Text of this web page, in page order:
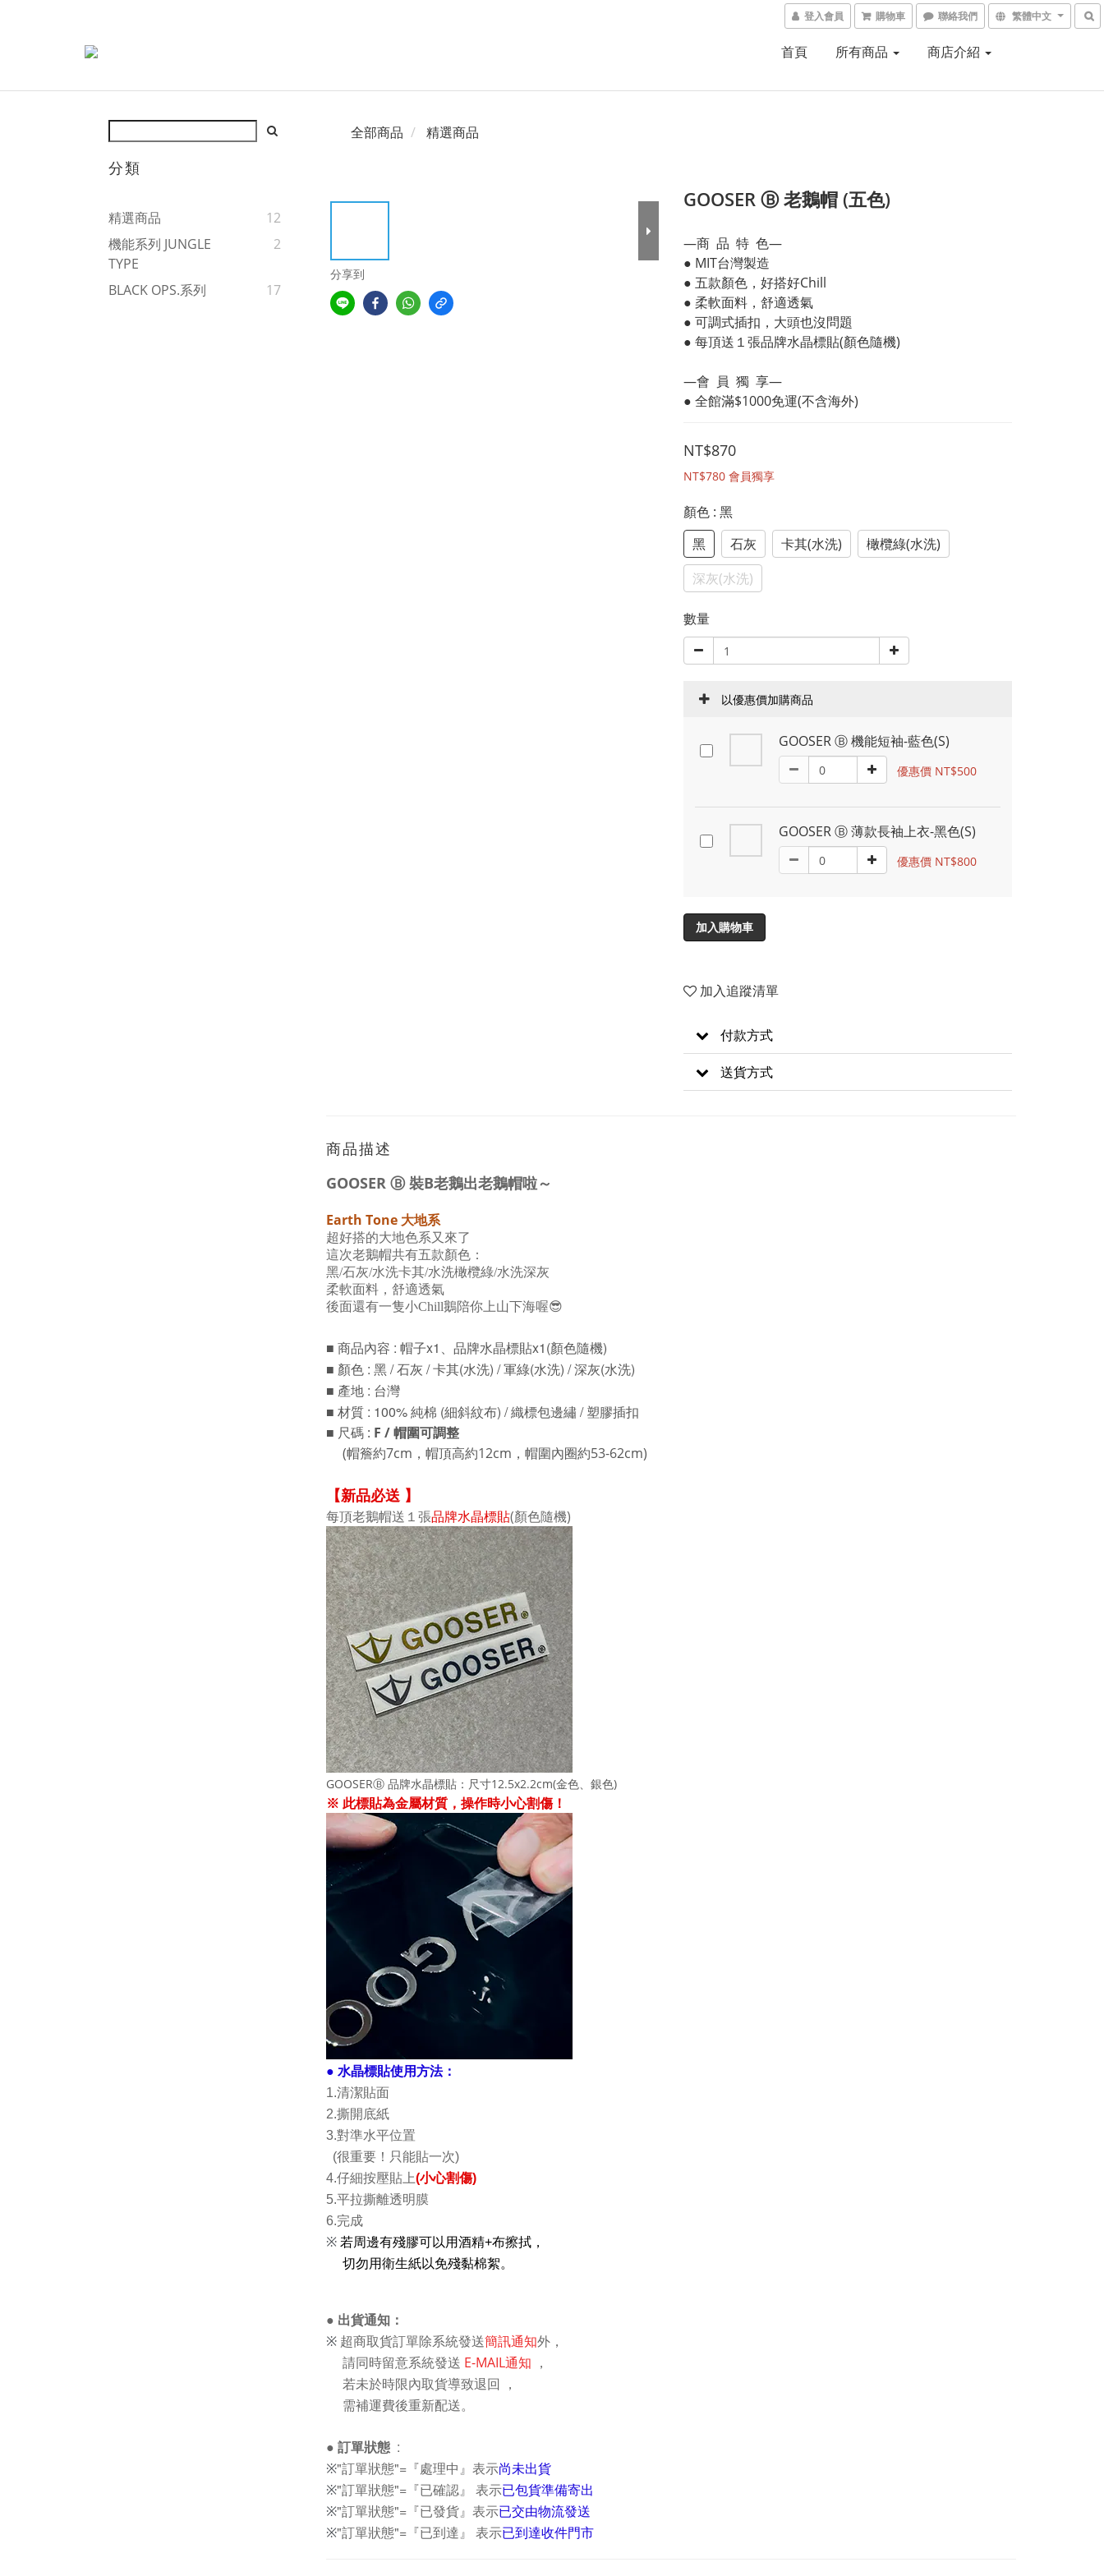
登入會員 購物車 聯絡我們 繁體中文
首頁 所有商品 商店介紹
分類
精選商品
12
機能系列 JUNGLE
TYPE
2
BLACK OPS.系列 17
全部商品 精選商品
分享到
GOOSER Ⓑ 老鵝帽 (五色)
—商  品  特  色—
● MIT台灣製造
● 五款顏色，好搭好Chill
● 柔軟面料，舒適透氣
● 可調式插扣，大頭也沒問題
● 每頂送１張品牌水晶標貼(顏色隨機)
—會  員  獨  享—
● 全館滿$1000免運(不含海外)
NT$870
NT$780 會員獨享
顏色 : 黑
黑
石灰 卡其(水洗)
橄欖綠(水洗)
深灰(水洗)
數量
以優惠價加購商品
GOOSER Ⓑ 機能短袖-藍色(S)
優惠價 NT$500
GOOSER Ⓑ 薄款長袖上衣-黑色(S)
優惠價 NT$800
加入購物車
加入追蹤清單
付款方式
送貨方式
商品描述
GOOSER Ⓑ裝B老鵝出老鵝帽啦～
Earth Tone 大地系
超好搭的大地色系又來了
這次老鵝帽共有五款顏色：
黑/石灰/水洗卡其/水洗橄欖綠/水洗深灰
柔軟面料，舒適透氣
後面還有一隻小Chill鵝陪你上山下海喔😎
■ 商品內容 : 帽子x1、品牌水晶標貼x1(顏色隨機)
■ 顏色 : 黑 / 石灰 / 卡其(水洗) / 軍綠(水洗) / 深灰(水洗)
■ 產地 : 台灣
■ 材質 : 100% 純棉 (細斜紋布) / 織標包邊繡 / 塑膠插扣
■ 尺碼 : F / 帽圍可調整
(帽簷約7cm， 帽頂高約12cm， 帽圍內圈約53-62cm)
【新品必送 】
每頂老鵝帽送１張品牌水晶標貼(顏色隨機)
GOOSERⒷ 品牌水晶標貼：尺寸12.5x2.2cm(金色、銀色)
※ 此標貼為金屬材質，操作時小心割傷！
● 水晶標貼使用方法：
1.清潔貼面
2.撕開底紙
3.對準水平位置
(很重要！只能貼一次)
4.仔細按壓貼上(小心割傷)
5.平拉撕離透明膜
6.完成
※ 若周邊有殘膠可以用酒精+布擦拭，
切勿用衛生紙以免殘黏棉絮。
● 出貨通知：
※ 超商取貨訂單除系統發送簡訊通知外，
請同時留意系統發送 E-MAIL通知 ，
若未於時限內取貨導致退回 ，
需補運費後重新配送。
● 訂單狀態 :
※"訂單狀態"=『處理中』表示尚未出貨
※"訂單狀態"=『已確認』 表示已包貨準備寄出
※"訂單狀態"=『已發貨』表示已交由物流發送
※"訂單狀態"=『已到達』 表示已到達收件門市